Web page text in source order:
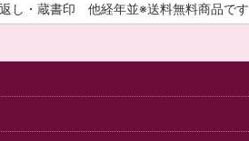
・蔵書印 他経年並※送料無料商品です